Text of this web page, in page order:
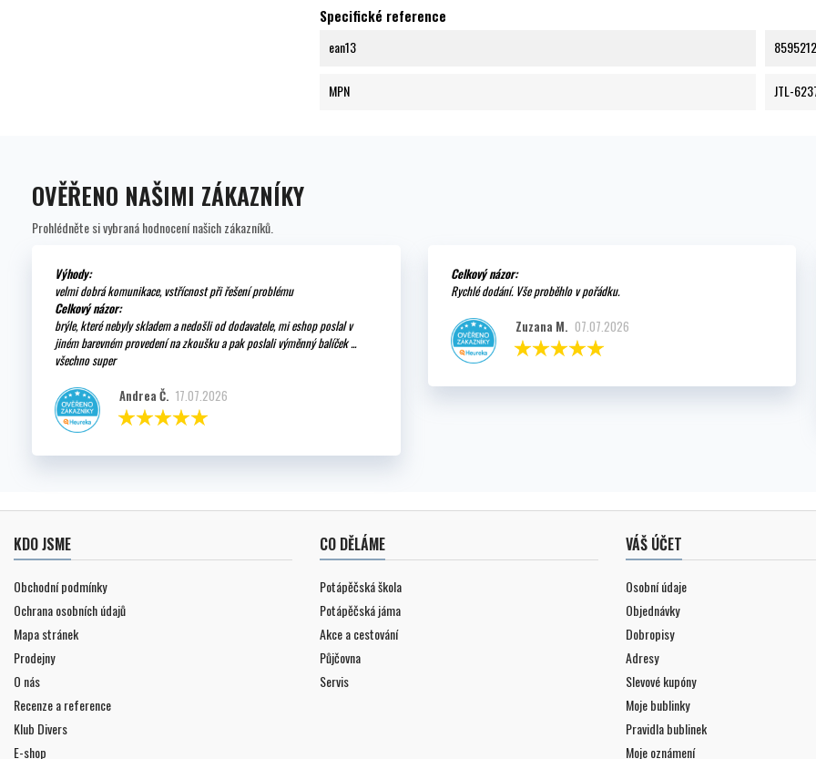
Specifické reference
ean13
MPN JTL-
OVĚŘENO NAŠIMI ZÁKAZNÍKY
Prohlédněte si vybraná hodnocení našich zákazníků.
Výhody:
velmi dobrá komunikace, vstřícnost při řešení problému
Celkový názor:
brýle, které nebyly skladem a nedošli od dodavatele, mi eshop poslal v
jiném barevném provedení na zkoušku a pak poslali výměnný balíček ...
všechno super
Andrea Č. 17.07.2026
Celkový názor:
Rychlé dodání. Vše proběhlo v pořádku.
Zuzana M. 07.07.2026
KDO JSME
Obchodní podmínky
Ochrana osobních údajů
Mapa stránek
Prodejny
O nás
Recenze a reference
Klub Divers
E-shop
CO DĚLÁME
Potápěčská škola
Potápěčská jáma
Akce a cestování
Půjčovna
Servis
VÁŠ ÚČET
Osobní údaje
Objednávky
Dobropisy
Adresy
Slevové kupóny
Moje bublinky
Pravidla bublinek
Moje oznámení